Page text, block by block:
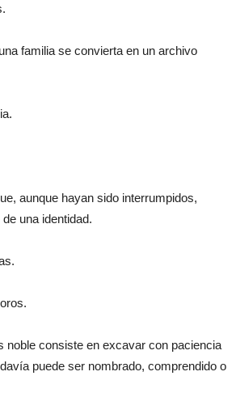
familia se convierta en un archivo
aunque hayan sido interrumpidos,
una identidad.
noble consiste en excavar con paciencia
puede ser nombrado, comprendido o